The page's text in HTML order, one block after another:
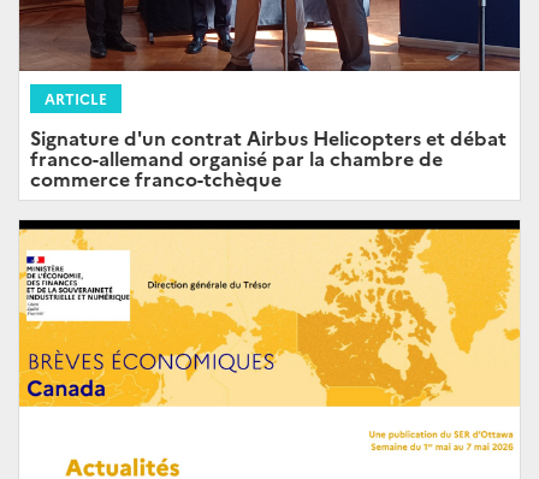
ARTICLE
Signature d'un contrat Airbus Helicopters et débat
franco-allemand organisé par la chambre de
commerce franco-tchèque